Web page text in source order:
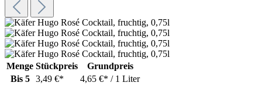
Menge Stückpreis
Grundpreis
Bis 5 3,49 €*
4,65 €* / 1 Liter